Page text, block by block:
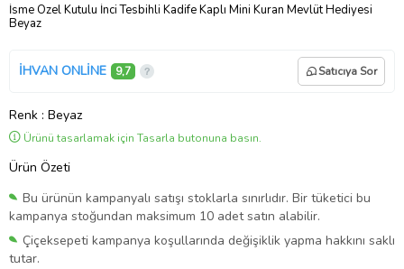
İsme Özel Kutulu İnci Tesbihli Kadife Kaplı Mini Kuran Mevlüt Hediyesi
Beyaz
İHVAN ONLİNE 9,7 Satıcıya Sor
Renk : Beyaz
Ürünü tasarlamak için Tasarla butonuna basın.
Ürün Özeti
Bu ürünün kampanyalı satışı stoklarla sınırlıdır. Bir tüketici bu
kampanya stoğundan maksimum 10 adet satın alabilir.
Çiçeksepeti kampanya koşullarında değişiklik yapma hakkını saklı
tutar.